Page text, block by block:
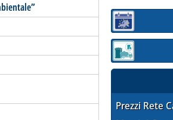
Sezione:
Sezione:
Prezzi Rete